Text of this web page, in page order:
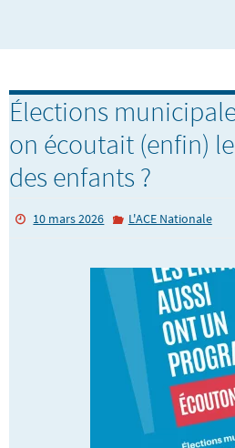
Élections
on écoutait (enfin)
des enfants ?
10 mars 2026 L'ACE Nationale